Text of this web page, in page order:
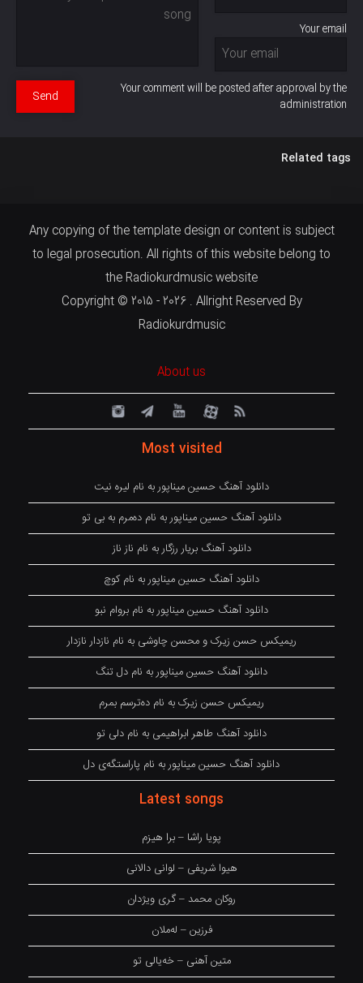
Your email
Your comment will be posted after approval by the
administration
Send
Related tags
Any copying of the template design or content is subject
to legal prosecution. All rights of this website belong to
the Radiokurdmusic website
Copyright © 2015 - 2026 . Allright Reserved By
Radiokurdmusic
About us
Most visited
دانلود آهنگ حسین میناپور به نام لیره نیت
دانلود آهنگ حسین میناپور به نام دەمرم بە بی تو
دانلود آهنگ بریار رزگار به نام ناز ناز
دانلود آهنگ حسین میناپور به نام کوچ
دانلود آهنگ حسین میناپور به نام بروام نبو
ریمیکس حسن زیرک و محسن چاوشی به نام نازدار نازدار
دانلود آهنگ حسین میناپور به نام دل تنگ
ریمیکس حسن زیرک به نام دەترسم بمرم
دانلود آهنگ طاهر ابراهیمی به نام دلی تو
دانلود آهنگ حسین میناپور به نام پاراستگەی دل
Latest songs
پویا راشا – برا هیزم
هیوا شریفی – لوانی دالانی
روکان محمد – گری ویژدان
فرزین – لەملان
متین آهنی – خەیالی تو